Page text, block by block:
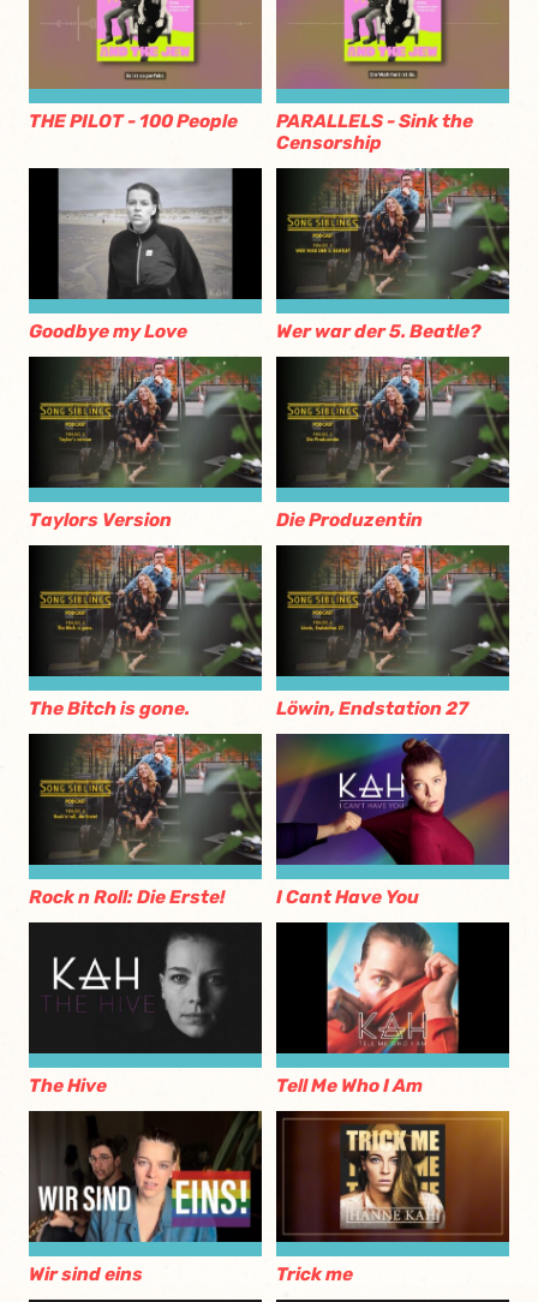
THE PILOT - 100 People
PARALLELS - Sink the
Censorship
Goodbye my Love Wer war der 5. Beatle?
Taylors Version Die Produzentin
The Bitch is gone. Löwin, Endstation 27
Rock n Roll: Die Erste! I Cant Have You
The Hive Tell Me Who I Am
Wir sind eins Trick me